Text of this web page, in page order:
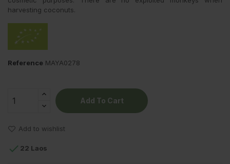
harvesting coconuts.
Reference MAYA0278
Add To Cart
Add to wishlist
 22 Laos